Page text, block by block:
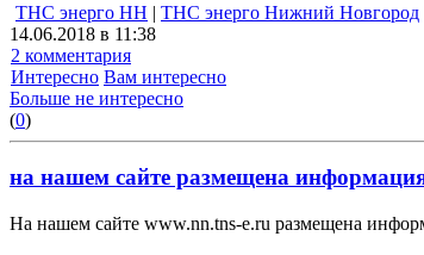
ТНС энерго НН | ТНС энерго Нижний Новгород
14.06.2018 в 11:38
2 комментария
Интересно Вам интересно
Больше не интересно
(0)
на нашем сайте размещена
На нашем сайте www.nn.tns-e.ru размещена